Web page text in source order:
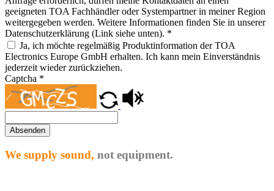
geeigneten TOA Fachhändler oder Systempartner in meiner Region
weitergegeben werden. Weitere Informationen finden Sie in unserer
Datenschutzerklärung (Link siehe unten). *
Ja, ich möchte regelmäßig Produktinformation der TOA
Electronics Europe GmbH erhalten. Ich kann mein Einverständnis
jederzeit wieder zurückziehen.
Captcha *
Absenden
We supply sound, not equipment.